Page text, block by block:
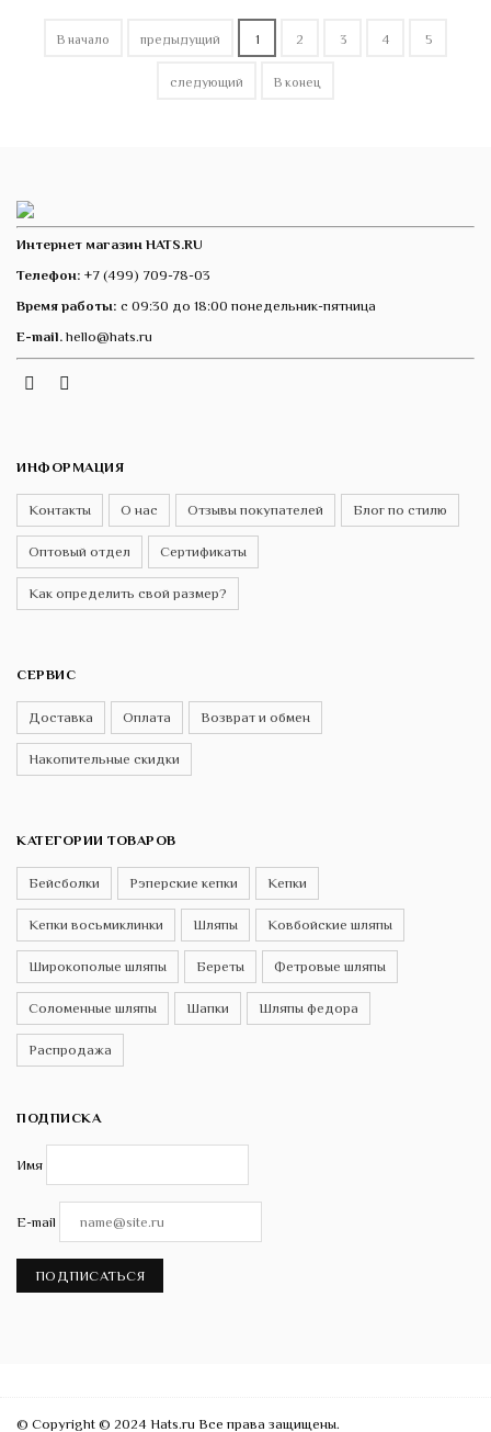
В начало предыдущий 1 2 3 4 5
следующий В конец
Интернет магазин HATS.RU
Телефон: +7 (499) 709-78-03
Время работы: с 09:30 до 18:00 понедельник-пятница
E-mail. hello@hats.ru
Instagram
ИНФОРМАЦИЯ
Контакты О нас Отзывы покупателей Блог по стилю
Оптовый отдел Сертификаты
Как определить свой размер?
СЕРВИС
Доставка Оплата Возврат и обмен
Накопительные скидки
КАТЕГОРИИ ТОВАРОВ
Бейсболки Рэперские кепки Кепки
Кепки восьмиклинки Шляпы Ковбойские шляпы
Широкополые шляпы Береты Фетровые шляпы
Соломенные шляпы Шапки Шляпы федора
Распродажа
ПОДПИСКА
Имя
E-mail
ПОДПИСАТЬСЯ
© Copyright © 2024 Hats.ru Все права защищены.